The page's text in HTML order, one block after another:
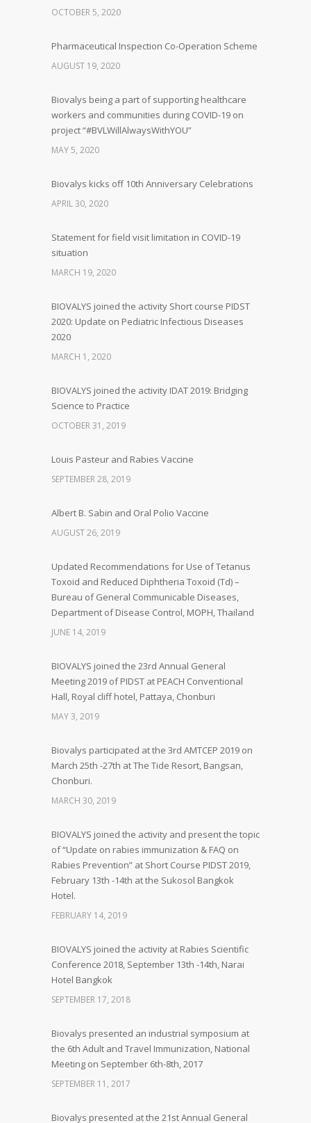
OCTOBER 5, 2020
Pharmaceutical Inspection Co-Operation Scheme
AUGUST 19, 2020
Biovalys being a part of supporting healthcare
workers and communities during COVID-19 on
project “#BVLWillAlwaysWithYOU”
MAY 5, 2020
Biovalys kicks off 10th Anniversary Celebrations
APRIL 30, 2020
Statement for field visit limitation in COVID-19
situation
MARCH 19, 2020
BIOVALYS joined the activity Short course PIDST
2020: Update on Pediatric Infectious Diseases
2020
MARCH 1, 2020
BIOVALYS joined the activity IDAT 2019: Bridging
Science to Practice
OCTOBER 31, 2019
Louis Pasteur and Rabies Vaccine
SEPTEMBER 28, 2019
Albert B. Sabin and Oral Polio Vaccine
AUGUST 26, 2019
Updated Recommendations for Use of Tetanus
Toxoid and Reduced Diphtheria Toxoid (Td) –
Bureau of General Communicable Diseases,
Department of Disease Control, MOPH, Thailand
JUNE 14, 2019
BIOVALYS joined the 23rd Annual General
Meeting 2019 of PIDST at PEACH Conventional
Hall, Royal cliff hotel, Pattaya, Chonburi
MAY 3, 2019
Biovalys participated at the 3rd AMTCEP 2019 on
March 25th -27th at The Tide Resort, Bangsan,
Chonburi.
MARCH 30, 2019
BIOVALYS joined the activity and present the topic
of “Update on rabies immunization & FAQ on
Rabies Prevention” at Short Course PIDST 2019,
February 13th -14th at the Sukosol Bangkok
Hotel.
FEBRUARY 14, 2019
BIOVALYS joined the activity at Rabies Scientific
Conference 2018, September 13th -14th, Narai
Hotel Bangkok
SEPTEMBER 17, 2018
Biovalys presented an industrial symposium at
the 6th Adult and Travel Immunization, National
Meeting on September 6th-8th, 2017
SEPTEMBER 11, 2017
Biovalys presented at the 21st Annual General